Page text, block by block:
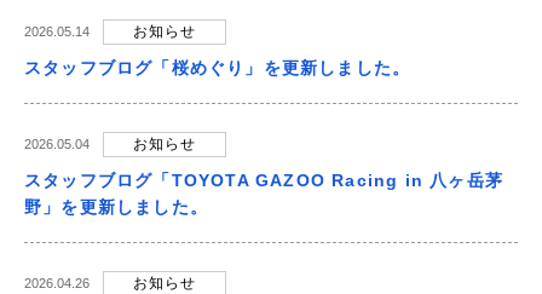
2026.05.14 お知らせ
スタッフブログ「桜めぐり」を更新しました。
2026.05.04 お知らせ
スタッフブログ「TOYOTA GAZOO Racing in 八ヶ岳茅
野」を更新しました。
2026.04.26 お知らせ